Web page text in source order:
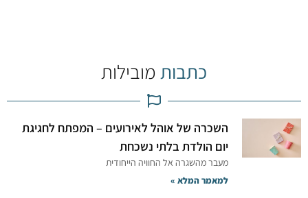
כתבות מובילות
השכרה של אוהל לאירועים – המפתח לחגיגת
יום הולדת בלתי נשכחת
מעבר מהשגרה אל החוויה הייחודית
למאמר המלא »